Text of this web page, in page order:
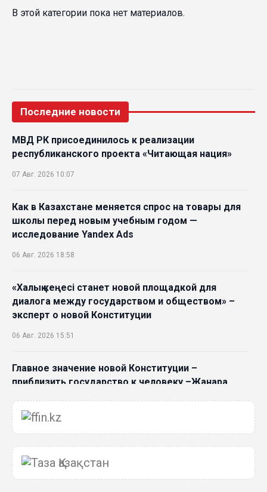
В этой категории пока нет материалов.
Последние новости
МВД РК присоединилось к реализации
республиканского проекта «Читающая нация»
07 Авг. 2026 10:07
Как в Казахстане меняется спрос на товары для
школы перед новым учебным годом —
исследование Yandex Ads
06 Авг. 2026 18:58
«Халық кеңесі станет новой площадкой для
диалога между государством и обществом» –
эксперт о новой Конституции
06 Авг. 2026 15:51
Главное значение новой Конституции –
приблизить государство к человеку –Жанара
05 Авг. 2026 16:08
Общественные наблюдатели «ДАУЫС»
рассказали о подготовке за выборами в
Курултай